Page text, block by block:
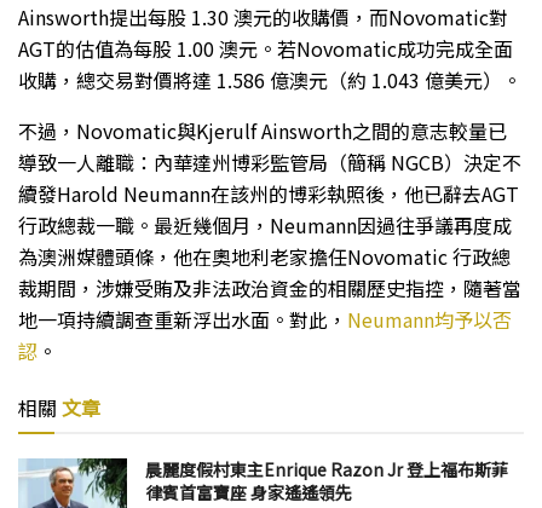
Ainsworth提出每股 1.30 澳元的收購價，而Novomatic對
AGT的估值為每股 1.00 澳元。若Novomatic成功完成全面
收購，總交易對價將達 1.586 億澳元（約 1.043 億美元）。
不過，Novomatic與Kjerulf Ainsworth之間的意志較量已
導致一人離職：內華達州博彩監管局（簡稱 NGCB）決定不
續發Harold Neumann在該州的博彩執照後，他已辭去AGT
行政總裁一職。最近幾個月，Neumann因過往爭議再度成
為澳洲媒體頭條，他在奧地利老家擔任Novomatic 行政總
裁期間，涉嫌受賄及非法政治資金的相關歷史指控，隨著當
地一項持續調查重新浮出水面。對此， Neumann均予以否
認 。
相關 文章
晨麗度假村東主Enrique Razon Jr 登上福布斯菲
律賓首富寶座 身家遙遙領先